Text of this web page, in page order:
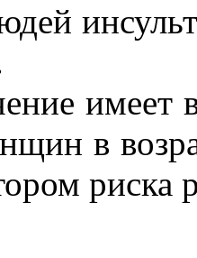
имеет
в
риска